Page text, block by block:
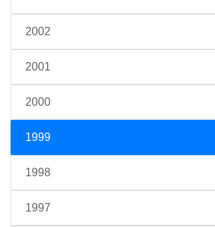
2002
2001
2000
1999
1998
1997